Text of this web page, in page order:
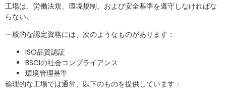
工場は、労働法規、環境規制、および安全基準を遵守しなければな
らない。.
一般的な認定資格には、次のようなものがあります：
ISO品質認証
BSCIの社会コンプライアンス
環境管理基準
倫理的な工場では通常、以下のものを提供しています：